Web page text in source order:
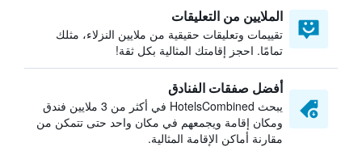
الملايين من التعليقات
تقييمات وتعليقات حقيقية من ملايين النزلاء، مثلك
تمامًا. احجز إقامتك المثالية بكل ثقة!
أفضل صفقات الفنادق
يبحث HotelsCombined في أكثر من 3 ملايين فندق
ومكان إقامة ويجمعهم في مكان واحد حتى تتمكن من
مقارنة أماكن الإقامة المثالية.